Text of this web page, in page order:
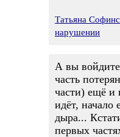
Татьяна
нарушении
А вы
часть
части) ещё и
идёт, начало
дыра...
первых